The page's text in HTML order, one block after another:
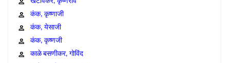
कंक, कृष्णाजी
कंक, येसाजी
कंक, कृष्णजी
काळे बसणीकर, गोविंद